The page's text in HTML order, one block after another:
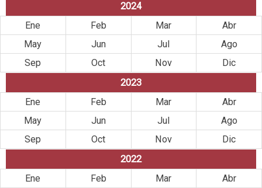
2024
Ene
Feb Mar
Abr
May
Jun Jul
Ago
Sep
Oct Nov
Dic
2023
Ene
Feb Mar
Abr
May
Jun Jul
Ago
Sep
Oct Nov
Dic
2022
Ene
Feb Mar
Abr